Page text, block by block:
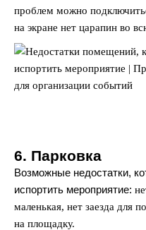
проблем можно
на экране нет царапин во
6. Парковка
Возможные недостатки,
испортить мероприятие:
маленькая, нет заезда для
на площадку.